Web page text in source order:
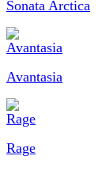
Sonata Arctica
Avantasia
Rage